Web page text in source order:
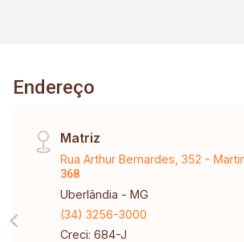
Endereço
Matriz
Rua Arthur Bernardes, 352 -
368
Uberlândia - MG
(34) 3256-3000
Creci: 684-J